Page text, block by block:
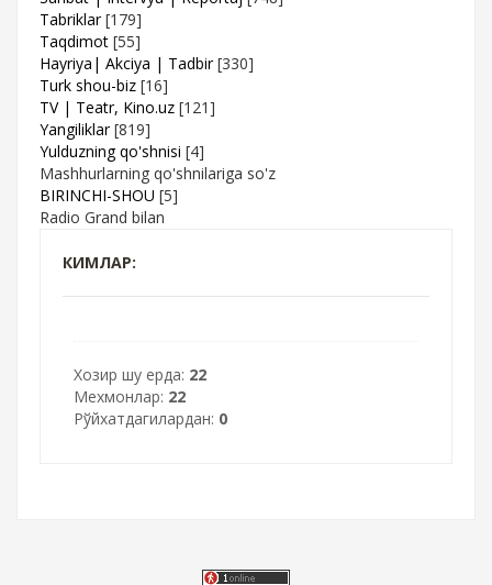
Tabriklar [179]
Taqdimot [55]
Hayriya| Akciya | Tadbir [330]
Turk shou-biz [16]
TV | Teatr, Kino.uz [121]
Yangiliklar [819]
Yulduzning qo'shnisi [4]
Mashhurlarning qo'shnilariga so'z
BIRINCHI-SHOU [5]
Radio Grand bilan
КИМЛАР:
Хозир шу ерда: 22
Мехмонлар: 22
Рўйхатдагилардан: 0